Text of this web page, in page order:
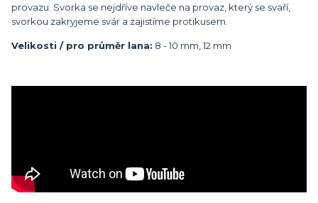
provazu. Svorka se nejdříve navleče na provaz, který se svaří,
svorkou zakryjeme svár a zajistíme protikusem.
Velikosti / pro průměr lana: 8 - 10 mm, 12 mm